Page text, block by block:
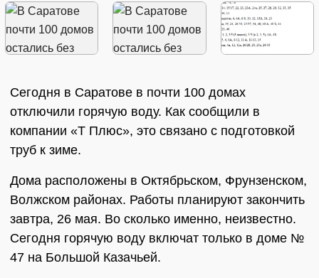
Сегодня в Саратове в почти 100 домах
отключили горячую воду. Как сообщили в
компании «Т Плюс», это связано с подготовкой
труб к зиме.
Дома расположены в Октябрьском, Фрунзенском,
Волжском районах. Работы планируют закончить
завтра, 26 мая. Во сколько именно, неизвестно.
Сегодня горячую воду включат только в доме №
47 на Большой Казачьей.